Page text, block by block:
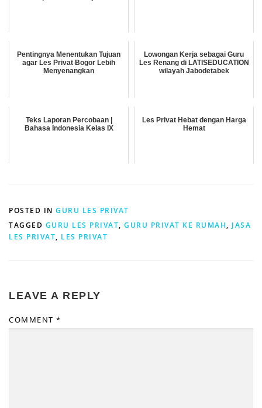
Pentingnya Menentukan Tujuan
agar Les Privat Bogor Lebih
Menyenangkan
Lowongan Kerja sebagai Guru
Les Renang di LATISEDUCATION
wilayah Jabodetabek
Teks Laporan Percobaan |
Bahasa Indonesia Kelas IX
Les Privat Hebat dengan Harga
Hemat
POSTED IN GURU LES PRIVAT
TAGGED GURU LES PRIVAT, GURU PRIVAT KE RUMAH, JASA
LES PRIVAT, LES PRIVAT
LEAVE A REPLY
COMMENT *